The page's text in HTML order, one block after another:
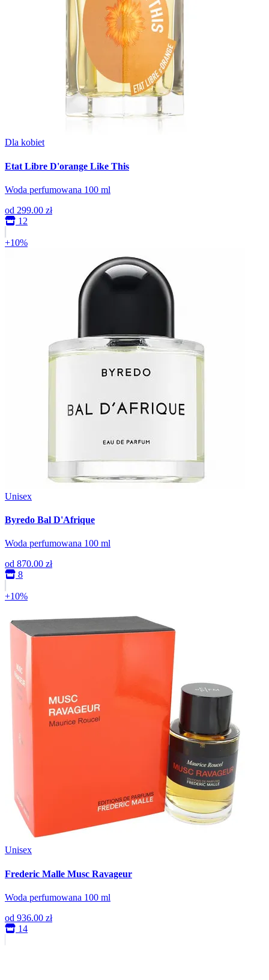
Dla kobiet
Etat Libre D'orange Like This
Woda perfumowana 100 ml
od 299.00 zł
12
+10%
Unisex
Byredo Bal D'Afrique
Woda perfumowana 100 ml
od 870.00 zł
8
+10%
Unisex
Frederic Malle Musc Ravageur
Woda perfumowana 100 ml
od 936.00 zł
14